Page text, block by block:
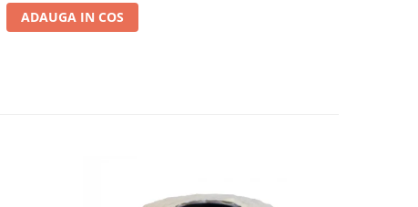
ADAUGA IN COS